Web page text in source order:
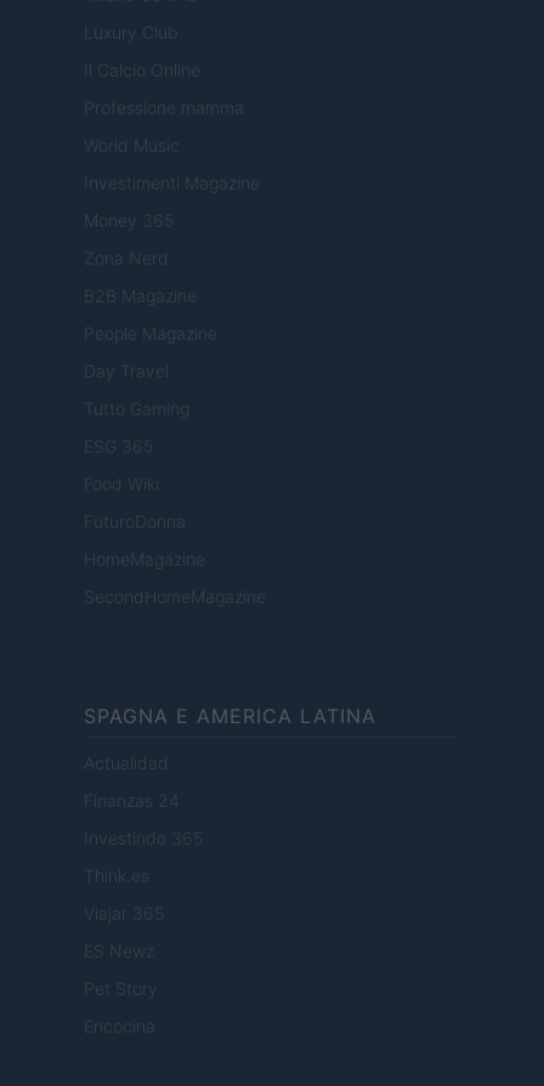
Luxury Club
Il Calcio Online
Professione mamma
World Music
Investimenti Magazine
Money 365
Zona Nerd
B2B Magazine
People Magazine
Day Travel
Tutto Gaming
ESG 365
Food Wiki
FuturoDonna
HomeMagazine
SecondHomeMagazine
SPAGNA E AMERICA LATINA
Actualidad
Finanzas 24
Investindo 365
Think.es
Viajar 365
ES Newz
Pet Story
Encocina